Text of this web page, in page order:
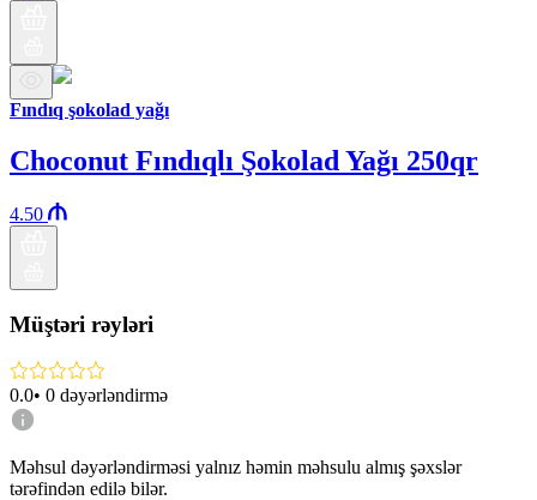
Fındıq şokolad yağı
Choconut Fındıqlı Şokolad Yağı 250qr
4.50
Müştəri rəyləri
0.0• 0 dəyərləndirmə
Məhsul dəyərləndirməsi yalnız həmin məhsulu almış şəxslər
tərəfindən edilə bilər.